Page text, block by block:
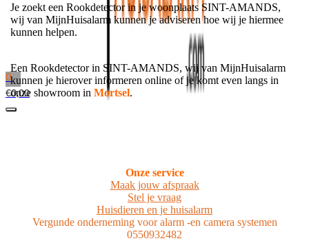
0
€0,00
Je zoekt een Rookdetector in je woonplaats SINT-AMANDS,
wij van MijnHuisalarm kunnen je adviseren hoe wij je hiermee
kunnen helpen.
Een Rookdetector in SINT-AMANDS, wij van MijnHuisalarm
kunnen je hierover informeren online of je komt even langs in
onze showroom in Mortsel.
Onze service
Maak jouw afspraak
Stel je vraag
Huisdieren en je huisalarm
Vergunde onderneming voor alarm -en camera systemen
0550932482